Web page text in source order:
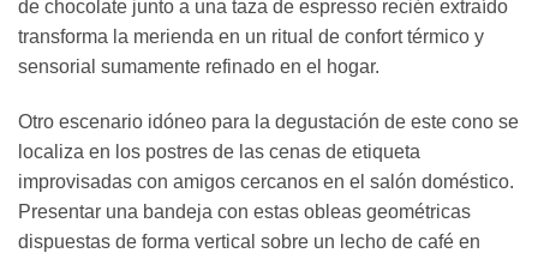
de chocolate junto a una taza de espresso recién extraído
transforma la merienda en un ritual de confort térmico y
sensorial sumamente refinado en el hogar.
Otro escenario idóneo para la degustación de este cono se
localiza en los postres de las cenas de etiqueta
improvisadas con amigos cercanos en el salón doméstico.
Presentar una bandeja con estas obleas geométricas
dispuestas de forma vertical sobre un lecho de café en